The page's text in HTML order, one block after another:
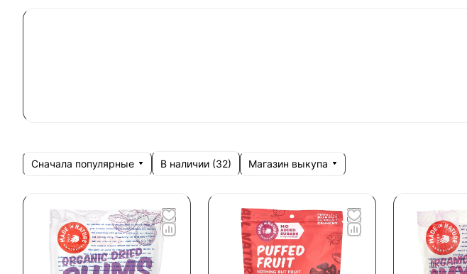
Сначала популярные В наличии (32) Магазин выкупа